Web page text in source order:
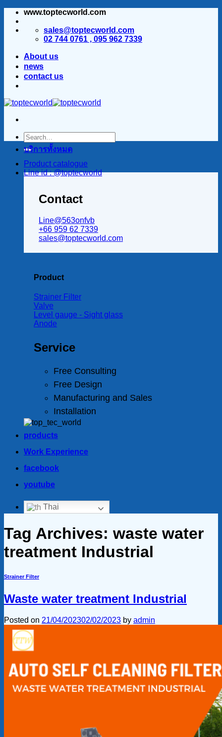
ข้าม
www.toptecworld.com
sales@toptecworld.com
02 744 0761 , 095 962 7339
About us
news
contact us
Product catalogue
Line id : @toptecworld
บริการทั้งหมด
Contact
Line@563onfvb
+66 959 62 7339
sales@toptecworld.com
Product
Strainer Filter
Valve
Level gauge - Sight glass
Anode
Service
Free Consulting
Free Design
Manufacturing and Sales
Installation
products
Work Experience
facebook
youtube
Thai
Tag Archives: waste water
treatment Industrial
Strainer Filter
Waste water treatment Industrial
Posted on 21/04/202302/02/2023 by admin